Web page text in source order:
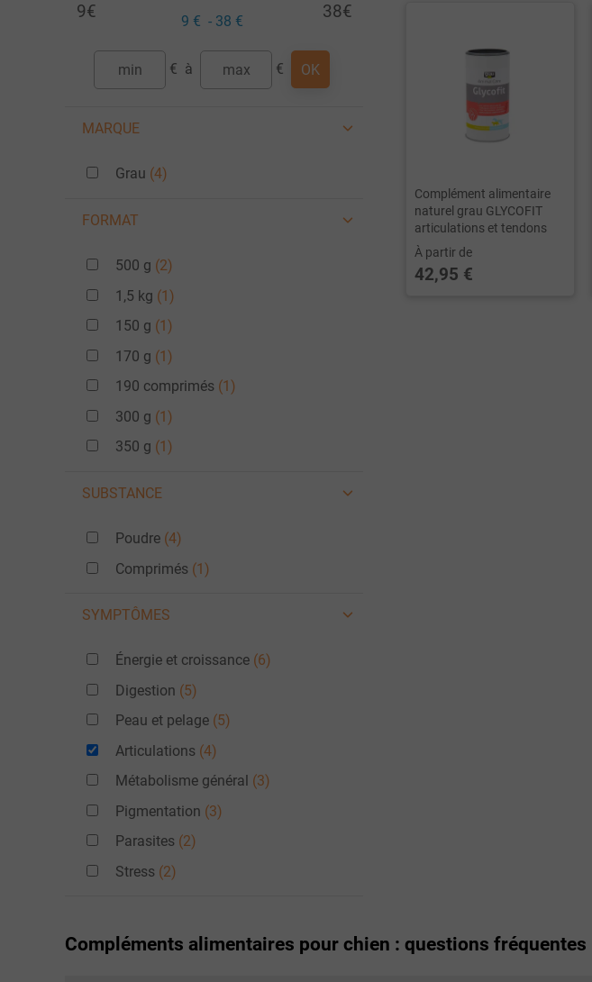
9€ 38€
9 € - 38 €
€ à € OK
MARQUE
Grau (4)
FORMAT
500 g (2)
1,5 kg (1)
150 g (1)
170 g (1)
190 comprimés (1)
300 g (1)
350 g (1)
SUBSTANCE
Poudre (4)
Comprimés (1)
SYMPTÔMES
Énergie et croissance (6)
Digestion (5)
Peau et pelage (5)
Articulations (4)
Métabolisme général (3)
Pigmentation (3)
Parasites (2)
Stress (2)
Complément alimentaire
naturel grau GLYCOFIT
articulations et tendons
À partir de
42,95 €
Compléments alimentaires pour chien : questions fréquentes